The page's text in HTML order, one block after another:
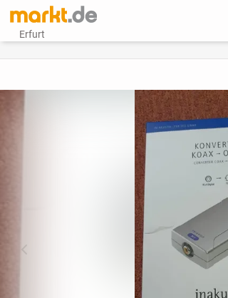
Erfurt